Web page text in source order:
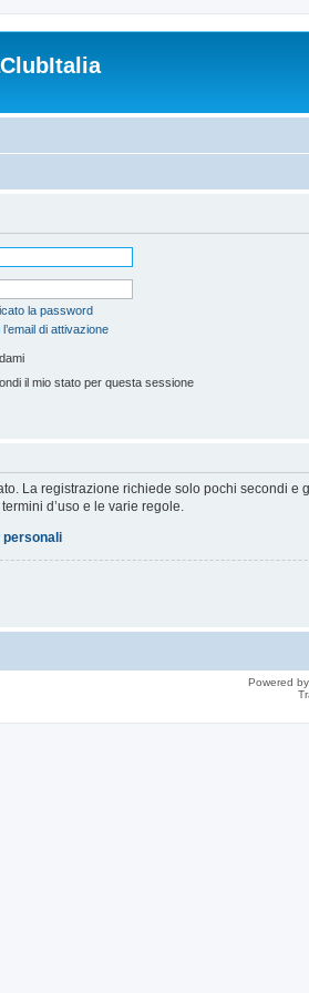
la password
di attivazione
il mio stato per questa sessione
La registrazione richiede solo pochi secondi
d’uso e le varie regole.
personali
Powered by